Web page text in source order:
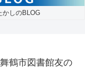
しのBLOG
鶴市図書館友の